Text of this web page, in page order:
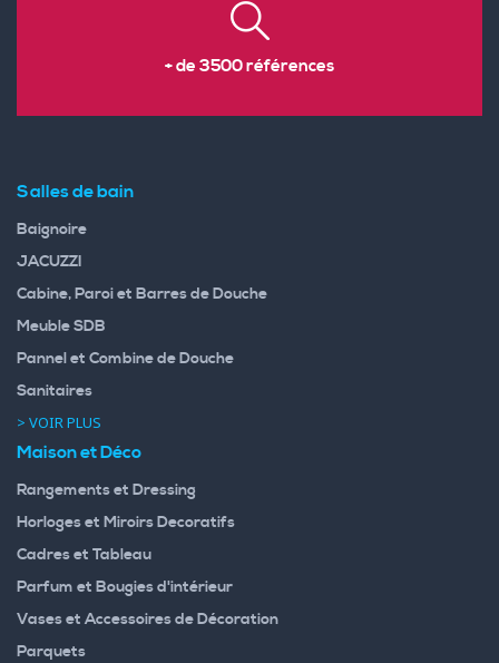
+ de 3500 références
Salles de bain
Baignoire
JACUZZI
Cabine, Paroi et Barres de Douche
Meuble SDB
Pannel et Combine de Douche
Sanitaires
> VOIR PLUS
Maison et Déco
Rangements et Dressing
Horloges et Miroirs Decoratifs
Cadres et Tableau
Parfum et Bougies d'intérieur
Vases et Accessoires de Décoration
Parquets